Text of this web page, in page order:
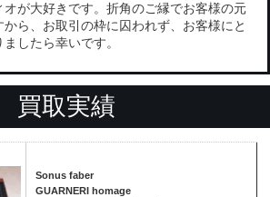
が大好きです。折角のご縁でお客様の元
ら、お取引の枠に囚われず、お客様にと
したら幸いです。
買取実績
Sonus faber
GUARNERI homage